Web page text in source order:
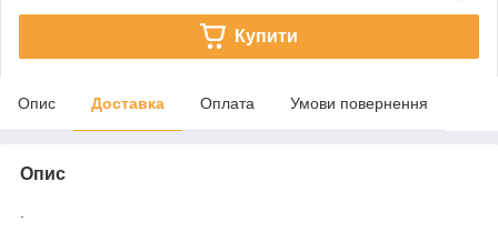
Купити
Опис Доставка Оплата Умови повернення
Опис